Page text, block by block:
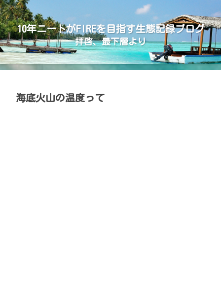
10年ニートがFIREを目指す生態記録ブログ
拝啓、最下層より
海底火山の温度って